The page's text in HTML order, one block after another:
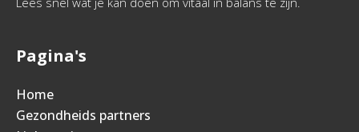
Pagina's
Home
Gezondheids partners